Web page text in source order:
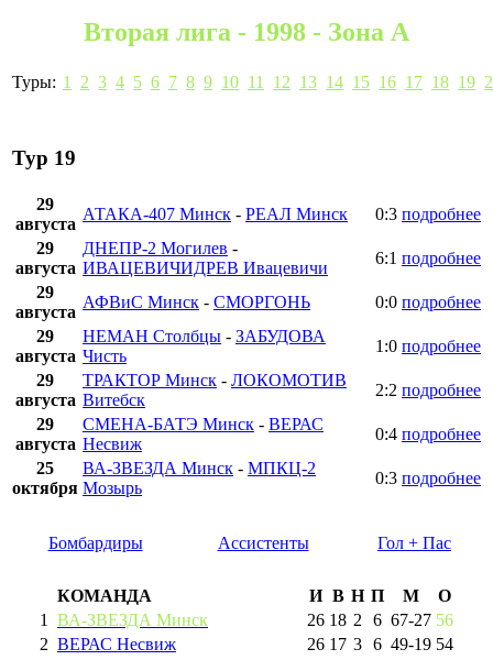
Вторая лига - 1998 - Зона А
Туры: 1 2 3 4 5 6 7 8 9 10 11 12 13 14 15 16 17 18 19
Тур 19
29
августа
АТАКА-407 Минск - РЕАЛ Минск 0:3 подробнее
29
августа
ДНЕПР-2 Могилев -
ИВАЦЕВИЧИДРЕВ Ивацевичи
6:1 подробнее
29
августа
АФВиС Минск - СМОРГОНЬ 0:0 подробнее
29
августа
НЕМАН Столбцы - ЗАБУДОВА
Чисть
1:0 подробнее
29
августа
ТРАКТОР Минск - ЛОКОМОТИВ
Витебск
2:2 подробнее
29
августа
СМЕНА-БАТЭ Минск - ВЕРАС
Несвиж
0:4 подробнее
25
октября
ВА-ЗВЕЗДА Минск - МПКЦ-2
Мозырь
0:3 подробнее
Бомбардиры Ассистенты Гол + Пас
КОМАНДА И В Н П М
О
1
ВА-ЗВЕЗДА Минск 26 18 2 6 67-27 56
2 ВЕРАС Несвиж 26 17 3 6 49-19 54